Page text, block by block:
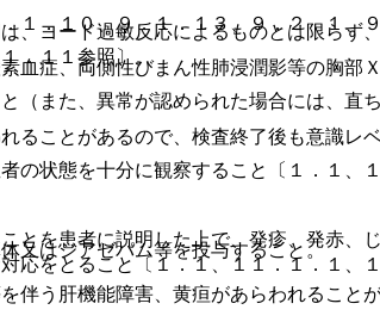
ヨード過敏反応によるものとは限らず
．１１参照〕。
また、異常が認められた場合には、直
状態を十分に観察すること〔１．１、
を患者に説明した上で、発疹、発赤、
をとること〔１．１、１１．１．１、
．１０、９．１．１３、９．２．１、
症、両側性びまん性肺浸潤影等の胸部
ことがあるので、検査終了後も意識レ
又はジアゼパム等を投与すること。
う肝機能障害、黄疸があらわれること